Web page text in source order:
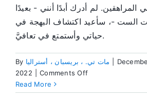
المراهقين. لم أدرك أبدًا أنني - بعيدًا
الست -، سأعيد اكتشاف البهجة في
حياتي وأستمتع في تعافيَّ.
By مات تي. ، بريسبان ، أستراليا
2022
Comments Offon
والرفقة
Read More